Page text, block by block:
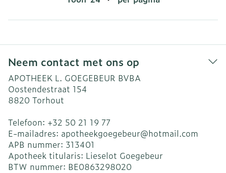
Neem contact met ons op
APOTHEEK L. GOEGEBEUR BVBA
Oostendestraat 154
8820 Torhout
Telefoon: +32 50 21 19 77
E-mailadres: apotheekgoegebeur@hotmail.com
APB nummer: 313401
Apotheek titularis: Lieselot Goegebeur
BTW nummer: BE0863298020